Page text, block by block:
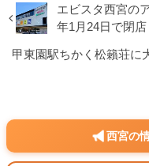
エビスタ西宮の
年1月24日で閉店
甲東園駅ちかく松籟荘に
西宮の